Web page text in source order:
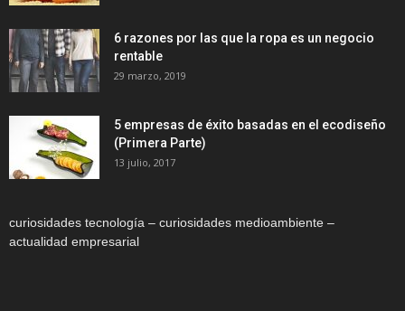
6 razones por las que la ropa es un negocio
rentable
29 marzo, 2019
5 empresas de éxito basadas en el ecodiseño
(Primera Parte)
13 julio, 2017
curiosidades tecnología – curiosidades medioambiente –
actualidad empresarial